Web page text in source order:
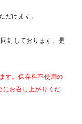
だけます。
封しております。是
す。保存料不使用の
にお召し上がりくだ